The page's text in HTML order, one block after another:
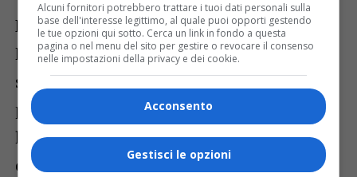
Dopo il passaggio formale di Sappada al
Friuli Venezia Giulia, a partire da
settembre 2019, la Regione, tramite la
propria agenzia di promozione turistica,
ha sviluppato una serie di iniziative in
collaborazione con il Consorzio Sappada
Alcuni fornitori potrebbero trattare i tuoi dati personali sulla
base dell'interesse legittimo, al quale puoi opporti gestendo
le tue opzioni qui sotto. Cerca un link in fondo a questa
pagina o nel menu del sito per gestire o revocare il consenso
nelle impostazioni della privacy e dei cookie.
Acconsento
Gestisci le opzioni